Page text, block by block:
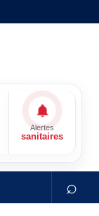
Alertes
sanitaires
⌕